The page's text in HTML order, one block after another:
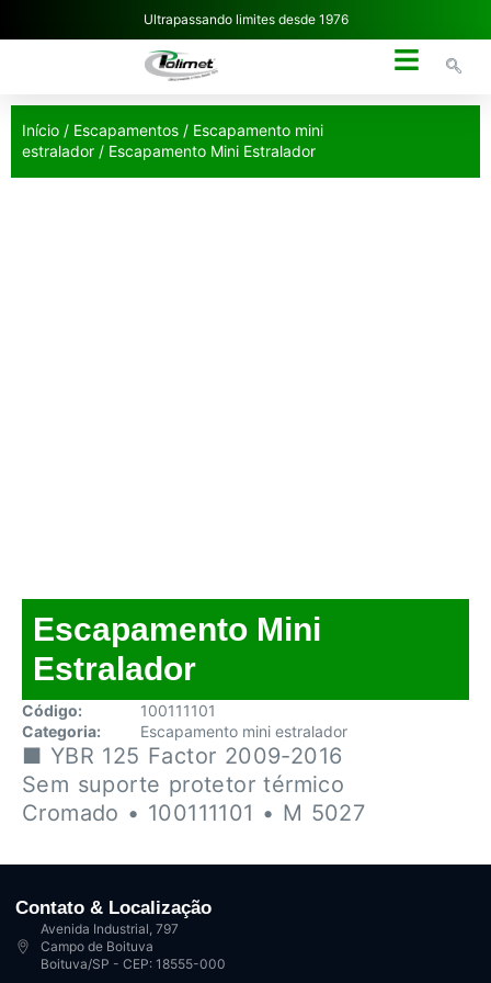
Ultrapassando limites desde 1976
Início / Escapamentos / Escapamento mini
estralador / Escapamento Mini Estralador
Escapamento Mini
Estralador
Código:
100111101
Categoria:
Escapamento mini estralador
■ YBR 125 Factor 2009-2016
Sem suporte protetor térmico
Cromado • 100111101 • M 5027
Contato & Localização
Avenida Industrial, 797
Campo de Boituva
Boituva/SP - CEP: 18555-000